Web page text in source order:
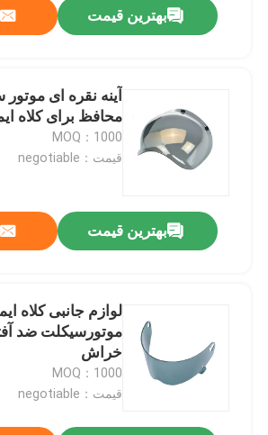
بهترین قیمت
آینه نقره ای
محافظ برای کلاه
MOQ：1000
قیمت：negotiable
بهترین قیمت
لوازم جانبی کلاه
موتورسیکلت ضد
خراش
MOQ：1000
قیمت：negotiable